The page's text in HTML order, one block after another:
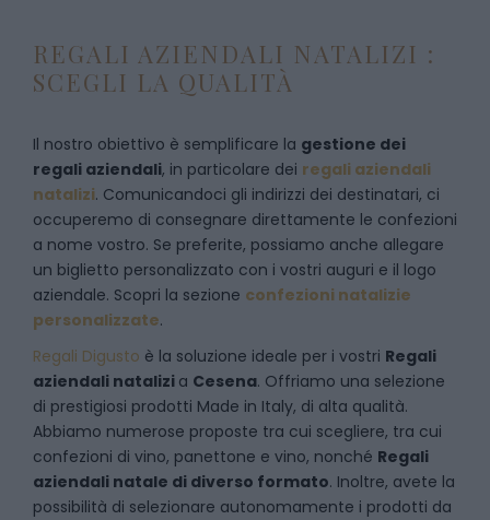
REGALI AZIENDALI NATALIZI :
SCEGLI LA QUALITÀ
Il nostro obiettivo è semplificare la gestione dei
regali aziendali, in particolare dei regali aziendali
natalizi. Comunicandoci gli indirizzi dei destinatari, ci
occuperemo di consegnare direttamente le confezioni
a nome vostro. Se preferite, possiamo anche allegare
un biglietto personalizzato con i vostri auguri e il logo
aziendale. Scopri la sezione confezioni natalizie
personalizzate.
Regali Digusto è la soluzione ideale per i vostri Regali
aziendali natalizi a Cesena. Offriamo una selezione
di prestigiosi prodotti Made in Italy, di alta qualità.
Abbiamo numerose proposte tra cui scegliere, tra cui
confezioni di vino, panettone e vino, nonché Regali
aziendali natale di diverso formato. Inoltre, avete la
possibilità di selezionare autonomamente i prodotti da